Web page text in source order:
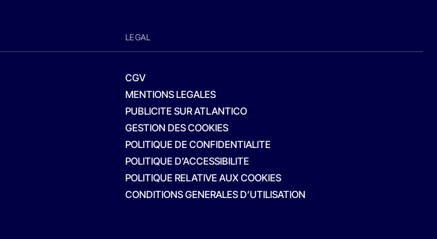
LEGAL
CGV
MENTIONS LEGALES
PUBLICITE SUR ATLANTICO
GESTION DES COOKIES
POLITIQUE DE CONFIDENTIALITE
POLITIQUE D’ACCESSIBILITE
POLITIQUE RELATIVE AUX COOKIES
CONDITIONS GENERALES D’UTILISATION